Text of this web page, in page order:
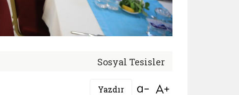
Sosyal Tesisler
Yazdır Bağlantıyı aç